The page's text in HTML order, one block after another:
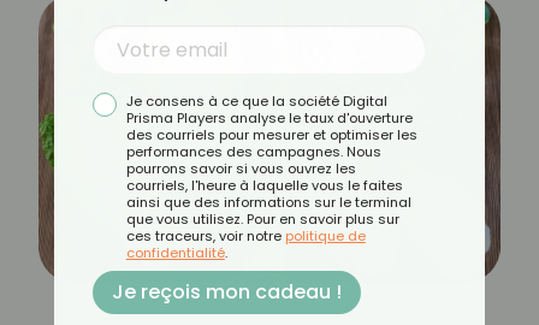
Je consens à ce que la société Digital
Prisma Players analyse le taux d'ouverture
des courriels pour mesurer et optimiser les
performances des campagnes. Nous
pourrons savoir si vous ouvrez les
courriels, l'heure à laquelle vous le faites
ainsi que des informations sur le terminal
que vous utilisez. Pour en savoir plus sur
ces traceurs, voir notre politique de
confidentialité.
Je reçois mon cadeau !